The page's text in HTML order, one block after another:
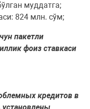
муддатга;
824 млн. сўм;
пакетли
фоиз ставкаси
кредитов в